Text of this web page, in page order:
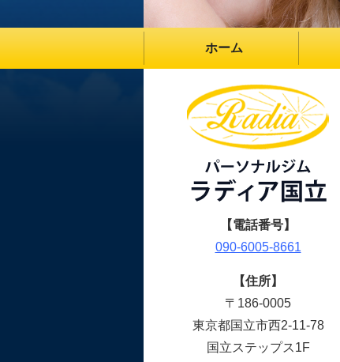
ホーム
【電話番号】
090-6005-8661
【住所】
〒186-0005
東京都国立市西2-11-78
国立ステップス1F